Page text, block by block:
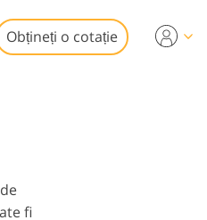
Obțineți o cotație
fi